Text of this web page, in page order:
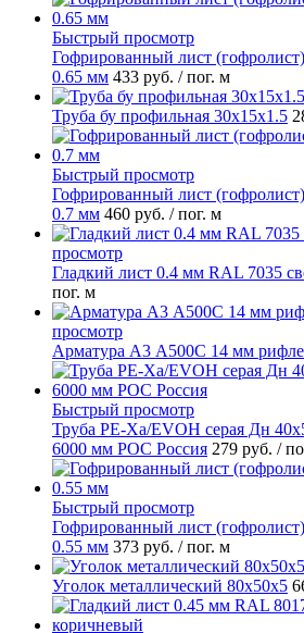
Быстрый просмотр
Гофрированный лист
0.65 мм 433 руб. / пог. м
Труба бу профильная 30х15х1.5
Быстрый просмотр
Гофрированный лист
0.7 мм 460 руб. / пог. м
просмотр
Гладкий лист 0.4 мм RAL 7035
пог. м
просмотр
Арматура А3 А500С 14 мм
Быстрый просмотр
Труба PE-Xa/EVOH серая Дн
6000 мм РОС Россия 279 руб. /
Быстрый просмотр
Гофрированный лист
0.55 мм 373 руб. / пог. м
Уголок металлический 80х50х5